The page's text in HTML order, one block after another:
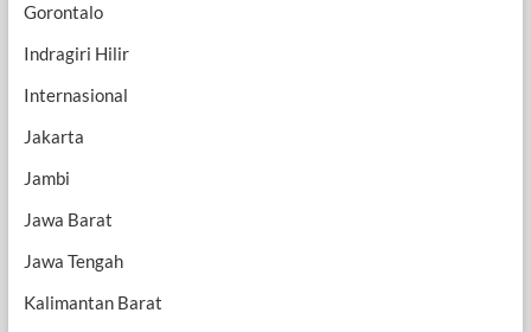
Gorontalo
Indragiri Hilir
Internasional
Jakarta
Jambi
Jawa Barat
Jawa Tengah
Kalimantan Barat